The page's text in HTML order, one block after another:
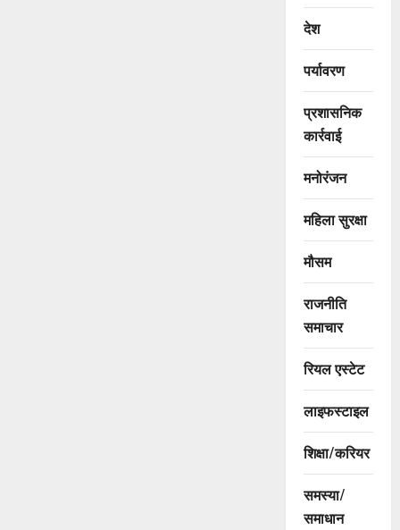
देश
पर्यावरण
प्रशासनिक
कार्रवाई
मनोरंजन
महिला सुरक्षा
मौसम
राजनीति
समाचार
रियल एस्टेट
लाइफस्टाइल
शिक्षा/करियर
समस्या/
समाधान